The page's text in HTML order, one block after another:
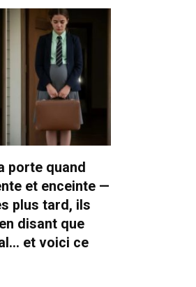
porte quand
et enceinte —
plus tard, ils
disant que
et voici ce